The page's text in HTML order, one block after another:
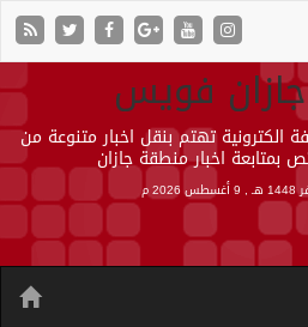
فويس
تهتم بنقل اخبار متنوعة من
بمتابعة اخبار منطقة جازان
9 أغسطس 2026 م